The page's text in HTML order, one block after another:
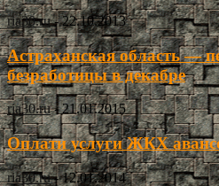
ria30.ru - 22.10.2013
Астраханская область —
безработицы в декабре
ria30.ru - 21.01.2015
Оплати услуги ЖКХ
ria30.ru - 12.01.2014